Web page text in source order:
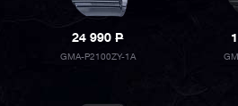
24 990P
GMA-P2100ZY-1A